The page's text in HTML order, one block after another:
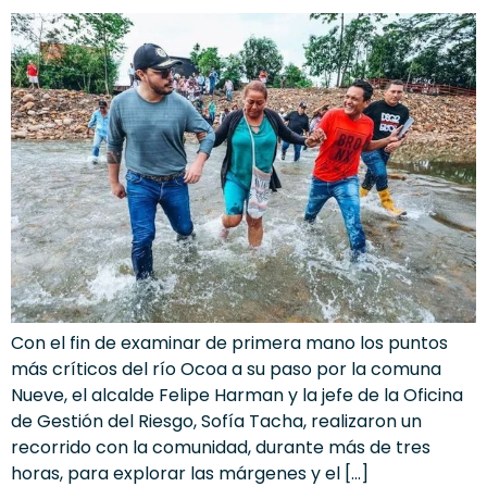
Con el fin de examinar de primera mano los puntos
más críticos del río Ocoa a su paso por la comuna
Nueve, el alcalde Felipe Harman y la jefe de la Oficina
de Gestión del Riesgo, Sofía Tacha, realizaron un
recorrido con la comunidad, durante más de tres
horas, para explorar las márgenes y el […]